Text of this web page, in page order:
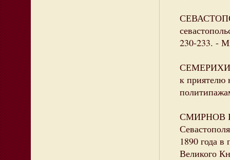
230-233. -
СЕМЕРИХИН
к приятелю
СМИРНОВ П.
1890 года в
Великого